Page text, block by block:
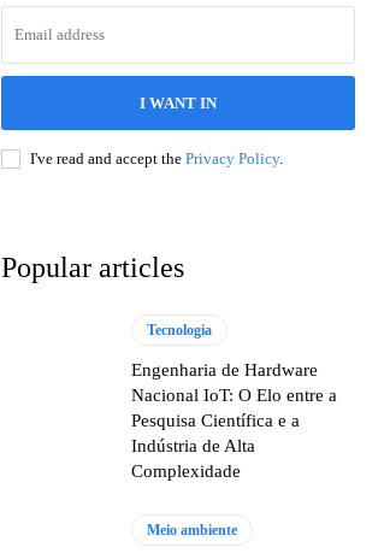
I WANT IN
I've read and accept the Privacy Policy.
Popular articles
Tecnologia
Engenharia de Hardware
Nacional IoT: O Elo entre a
Pesquisa Científica e a
Indústria de Alta
Complexidade
Meio ambiente